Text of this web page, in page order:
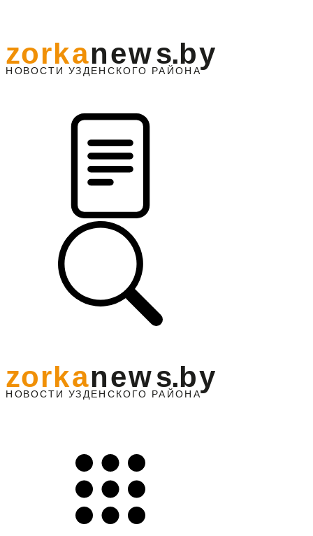
НО ВОСТИ УЗДЕНС КО ГО РАЙОНА
zorkanews.by